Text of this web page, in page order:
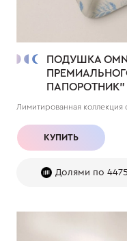
ПОДУШКА
ПАПОРОТНИК"
Лимитированная коллекция
КУПИТЬ
Долями по